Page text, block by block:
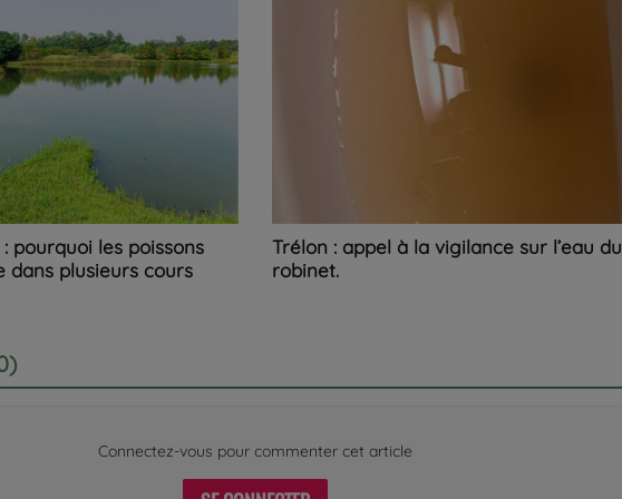
pourquoi les poissons
dans plusieurs cours
Trélon : appel à la vigilance sur l’eau du
robinet.
Connectez-vous pour commenter cet article